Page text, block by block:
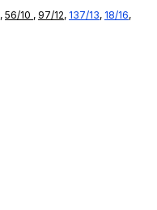
, 56/10 , 97/12, 137/13, 18/16,